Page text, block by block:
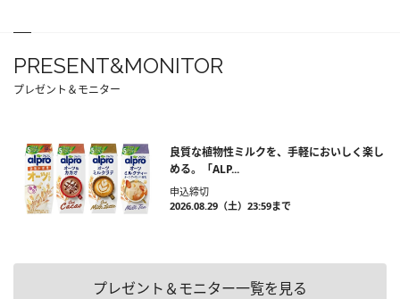
PRESENT&MONITOR
プレゼント＆モニター
良質な植物性ミルクを、手軽においしく楽し
める。「ALP...
申込締切
2026.08.29（土）23:59まで
プレゼント＆モニター一覧を見る